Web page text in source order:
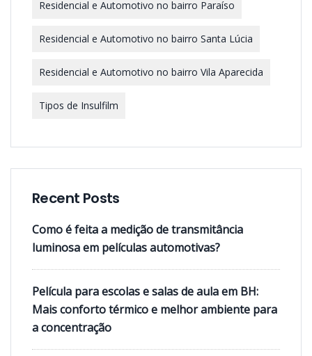
Residencial e Automotivo no bairro Paraíso
Residencial e Automotivo no bairro Santa Lúcia
Residencial e Automotivo no bairro Vila Aparecida
Tipos de Insulfilm
Recent Posts
Como é feita a medição de transmitância
luminosa em películas automotivas?
Película para escolas e salas de aula em BH:
Mais conforto térmico e melhor ambiente para
a concentração